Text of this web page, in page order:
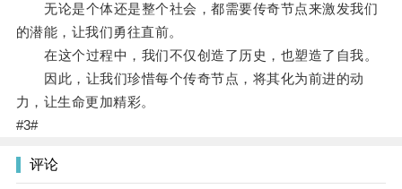
无论是个体还是整个社会，都需要传奇节点来激发我们
的潜能，让我们勇往直前。
在这个过程中，我们不仅创造了历史，也塑造了自我。
因此，让我们珍惜每个传奇节点，将其化为前进的动
力，让生命更加精彩。
#3#
评论